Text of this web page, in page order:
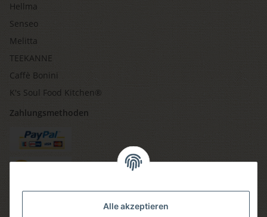
Alle akzeptieren
Hellma
Senseo
Melitta
TEEKANNE
Caffè Bonini
K's Soul Food Kitchen®
Zahlungsmethoden
Versandmethoden